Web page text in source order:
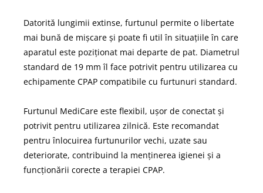
Datorită lungimii extinse, furtunul permite o libertate
mai bună de mișcare și poate fi util în situațiile în care
aparatul este poziționat mai departe de pat. Diametrul
standard de 19 mm îl face potrivit pentru utilizarea cu
echipamente CPAP compatibile cu furtunuri standard.
Furtunul MediCare este flexibil, ușor de conectat și
potrivit pentru utilizarea zilnică. Este recomandat
pentru înlocuirea furtunurilor vechi, uzate sau
deteriorate, contribuind la menținerea igienei și a
funcționării corecte a terapiei CPAP.